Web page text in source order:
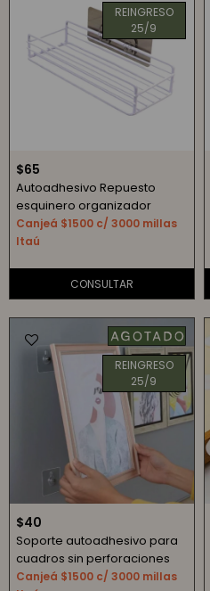
REINGRESO
25/9
$65
Autoadhesivo Repuesto
esquinero organizador
Canjeá $1500 c/ 3000 millas
Itaú
REINGRESO
25/9
$40
Soporte autoadhesivo para
cuadros sin perforaciones
Canjeá $1500 c/ 3000 millas